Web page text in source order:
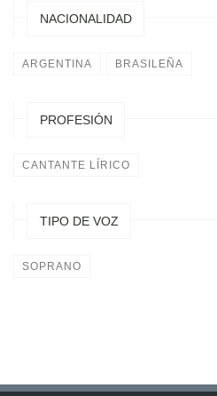
NACIONALIDAD
ARGENTINA BRASILEÑA
PROFESIÓN
CANTANTE LÍRICO
TIPO DE VOZ
SOPRANO